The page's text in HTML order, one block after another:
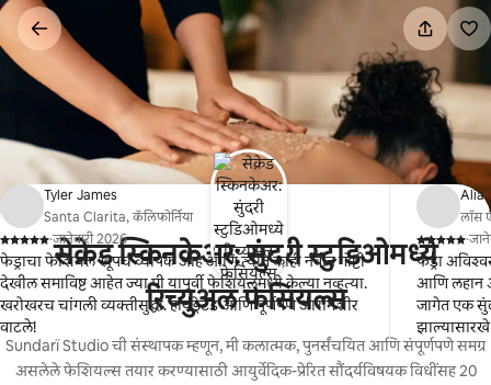
कंटेंटवर
सेक्रेड स्किनकेअर: सुंदरी स्टुडिओमध्ये
रिच्युअल फेसियल्स
Sundarï Studio ची संस्थापक म्हणून, मी कलात्मक, पुनर्संचयित आणि संपूर्णपणे समग्र
असलेले फेशियल्स तयार करण्यासाठी आयुर्वेदिक-प्रेरित सौंदर्यविषयक विधींसह 20
Tyler James
Santa Clarita, कॅलिफोर्निया
,
·जानेवारी 2026
फेड्राचा फेशियल खूपच व्यापक आहे आणि त्यात काही नवीन गोष्टी
देखील समाविष्ट आहेत ज्या मी यापूर्वी फेशियलमध्ये केल्या नव्हत्या.
खरोखरच चांगली व्यक्तीसुद्धा. हायड्रेटेड आणि पूर्णपणे आरामशीर
वाटले!
Alia
लॉस
,
·
फेड्रा
आणि लहान
जागेत एक